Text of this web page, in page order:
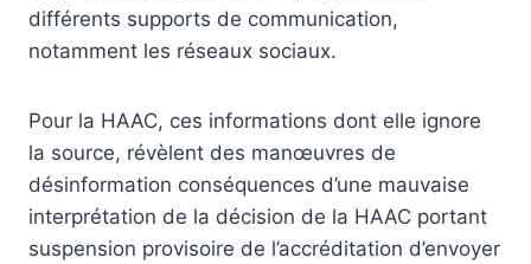
différents supports de communication,
notamment les réseaux sociaux.
Pour la HAAC, ces informations dont elle ignore
la source, révèlent des manœuvres de
désinformation conséquences d’une mauvaise
interprétation de la décision de la HAAC portant
suspension provisoire de l’accréditation d’envoyer